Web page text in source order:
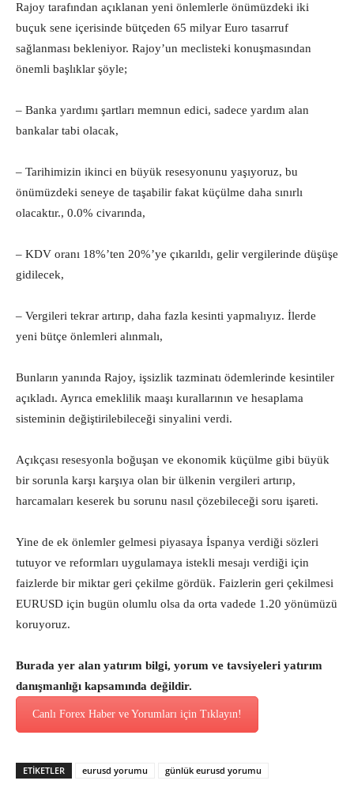
Rajoy tarafından açıklanan yeni önlemlerle önümüzdeki iki
buçuk sene içerisinde bütçeden 65 milyar Euro tasarruf
sağlanması bekleniyor. Rajoy’un meclisteki konuşmasından
önemli başlıklar şöyle;
– Banka yardımı şartları memnun edici, sadece yardım alan
bankalar tabi olacak,
– Tarihimizin ikinci en büyük resesyonunu yaşıyoruz, bu
önümüzdeki seneye de taşabilir fakat küçülme daha sınırlı
olacaktır., 0.0% civarında,
– KDV oranı 18%’ten 20%’ye çıkarıldı, gelir vergilerinde düşüşe
gidilecek,
– Vergileri tekrar artırıp, daha fazla kesinti yapmalıyız. İlerde
yeni bütçe önlemleri alınmalı,
Bunların yanında Rajoy, işsizlik tazminatı ödemlerinde kesintiler
açıkladı. Ayrıca emeklilik maaşı kurallarının ve hesaplama
sisteminin değiştirilebileceği sinyalini verdi.
Açıkçası resesyonla boğuşan ve ekonomik küçülme gibi büyük
bir sorunla karşı karşıya olan bir ülkenin vergileri artırıp,
harcamaları keserek bu sorunu nasıl çözebileceği soru işareti.
Yine de ek önlemler gelmesi piyasaya İspanya verdiği sözleri
tutuyor ve reformları uygulamaya istekli mesajı verdiği için
faizlerde bir miktar geri çekilme gördük. Faizlerin geri çekilmesi
EURUSD için bugün olumlu olsa da orta vadede 1.20 yönümüzü
koruyoruz.
Burada yer alan yatırım bilgi, yorum ve tavsiyeleri yatırım
danışmanlığı kapsamında değildir.
Canlı Forex Haber ve Yorumları için Tıklayın!
ETİKETLER eurusd yorumu günlük eurusd yorumu